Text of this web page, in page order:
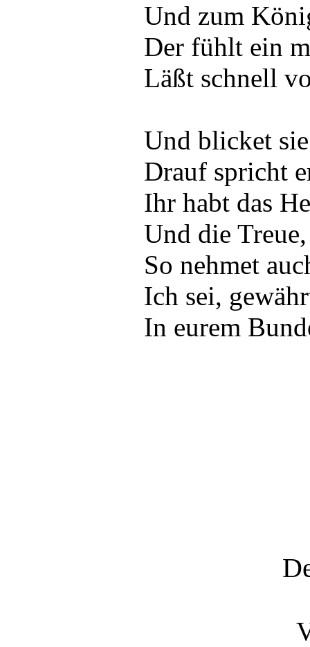
Und zum
Der fühlt ein
Läßt schnell
Und blicket
Drauf spricht
Ihr habt das
Und die
So nehmet
Ich sei,
In eurem